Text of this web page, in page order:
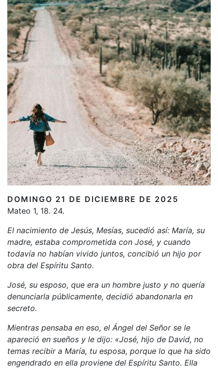
DOMINGO 21 DE DICIEMBRE DE 2025
Mateo 1, 18. 24.
El nacimiento de Jesús, Mesías, sucedió así: María, su
madre, estaba comprometida con José, y cuando
todavía no habían vivido juntos, concibió un hijo por
obra del Espíritu Santo.
José, su esposo, que era un hombre justo y no quería
denunciarla públicamente, decidió abandonarla en
secreto.
Mientras pensaba en eso, el Ángel del Señor se le
apareció en sueños y le dijo: «José, hijo de David, no
temas recibir a María, tu esposa, porque lo que ha sido
engendrado en ella proviene del Espíritu Santo. Ella